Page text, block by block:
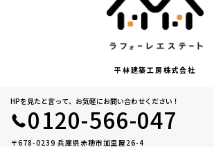
平林建築工房株式会社
HPを見たと言って、お気軽にお問い合わせください！
0120-566-047
〒678-0239 兵庫県赤穂市加里屋26-4